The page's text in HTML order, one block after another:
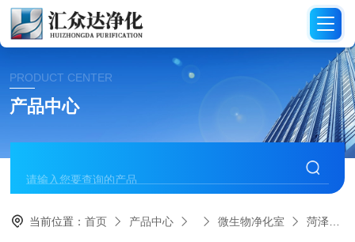
PRODUCT CENTER
产品中心
当前位置：首页 产品中心 微生物净化室 菏泽千级净化微生物室装修选汇众达净化